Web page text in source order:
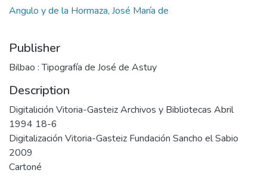
Angulo y de la Hormaza, José María de
Publisher
Bilbao : Tipografía de José de Astuy
Description
Digitalición Vitoria-Gasteiz Archivos y Bibliotecas Abril
1994 18-6
Digitalización Vitoria-Gasteiz Fundación Sancho el Sabio
2009
Cartoné